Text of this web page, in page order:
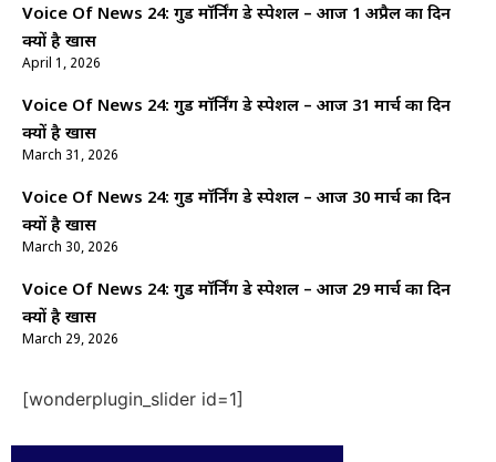
Voice Of News 24: गुड माॅर्निंग डे स्पेशल – आज 1 अप्रैल का दिन
क्यों है खास
April 1, 2026
Voice Of News 24: गुड माॅर्निंग डे स्पेशल – आज 31 मार्च का दिन
क्यों है खास
March 31, 2026
Voice Of News 24: गुड माॅर्निंग डे स्पेशल – आज 30 मार्च का दिन
क्यों है खास
March 30, 2026
Voice Of News 24: गुड माॅर्निंग डे स्पेशल – आज 29 मार्च का दिन
क्यों है खास
March 29, 2026
[wonderplugin_slider id=1]